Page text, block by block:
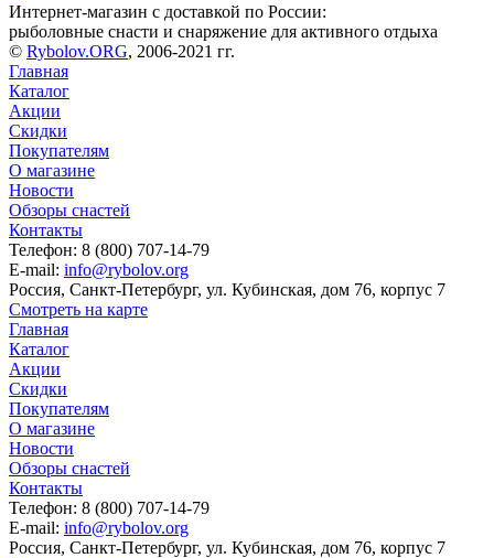
Интернет-магазин с доставкой по России:
рыболовные снасти и снаряжение для активного отдыха
© Rybolov.ORG, 2006-2021 гг.
Главная
Каталог
Акции
Скидки
Покупателям
О магазине
Новости
Обзоры снастей
Контакты
Телефон: 8 (800) 707-14-79
E-mail: info@rybolov.org
Россия, Санкт-Петербург, ул. Кубинская, дом 76, корпус 7
Смотреть на карте
Главная
Каталог
Акции
Скидки
Покупателям
О магазине
Новости
Обзоры снастей
Контакты
Телефон: 8 (800) 707-14-79
E-mail: info@rybolov.org
Россия, Санкт-Петербург, ул. Кубинская, дом 76, корпус 7